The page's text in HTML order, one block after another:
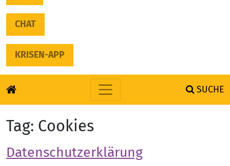
CHAT
KRISEN-APP
Skip to content
SUCHE
Tag: Cookies
Datenschutzerklärung